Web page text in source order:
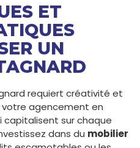
ET
UN
requiert créativité et
votre agencement en
capitalisent sur chaque
dans du mobilier